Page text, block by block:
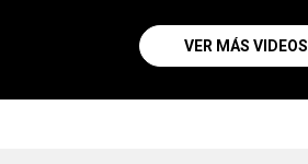
VER MÁS VIDEOS